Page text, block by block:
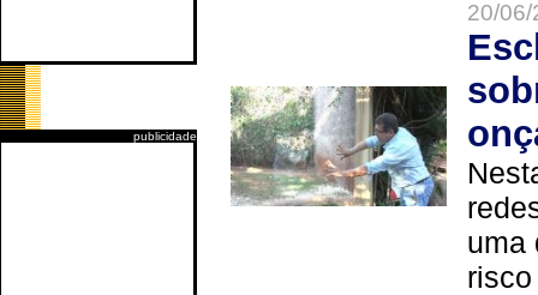
publicidade
20/
uma